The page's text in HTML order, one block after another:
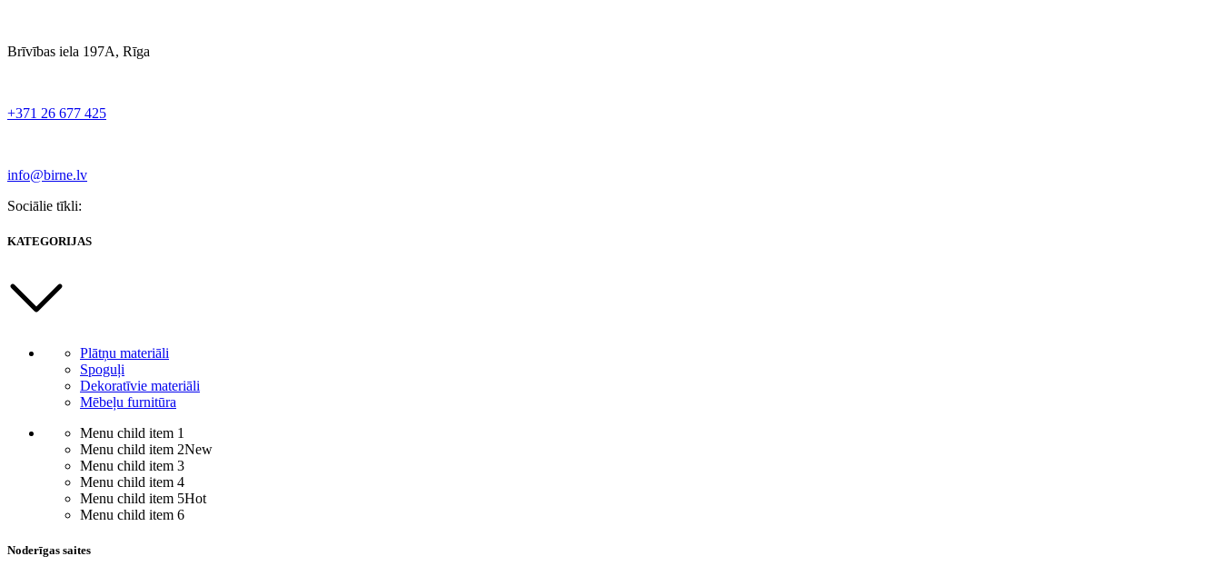
Brīvības iela 197A, Rīga
+371 26 677 425
info@birne.lv
Sociālie tīkli:
KATEGORIJAS
Plātņu materiāli
Spoguļi
Dekoratīvie materiāli
Mēbeļu furnitūra
Menu child item 1
Menu child item 2New
Menu child item 3
Menu child item 4
Menu child item 5Hot
Menu child item 6
Noderīgas saites